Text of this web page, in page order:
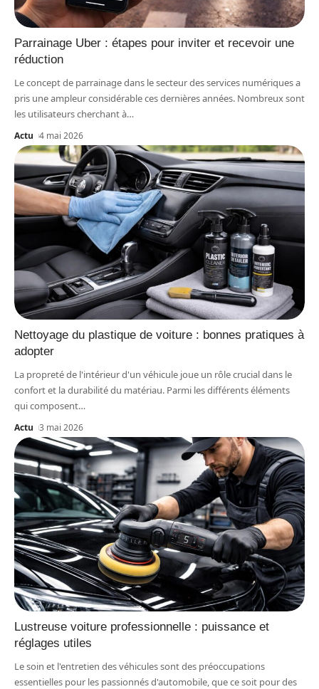
Parrainage Uber : étapes pour inviter et recevoir une
réduction
Le concept de parrainage dans le secteur des services numériques a
pris une ampleur considérable ces dernières années. Nombreux sont
les utilisateurs cherchant à…
Actu 4 mai 2026
Nettoyage du plastique de voiture : bonnes pratiques à
adopter
La propreté de l'intérieur d'un véhicule joue un rôle crucial dans le
confort et la durabilité du matériau. Parmi les différents éléments
qui composent…
Actu 3 mai 2026
Lustreuse voiture professionnelle : puissance et
réglages utiles
Le soin et l'entretien des véhicules sont des préoccupations
essentielles pour les passionnés d'automobile, que ce soit pour des